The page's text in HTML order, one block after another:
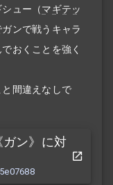
ュー（マギテッ
ンで戦うキャラ
おくことを強く
間違えなしで
ガン》に対